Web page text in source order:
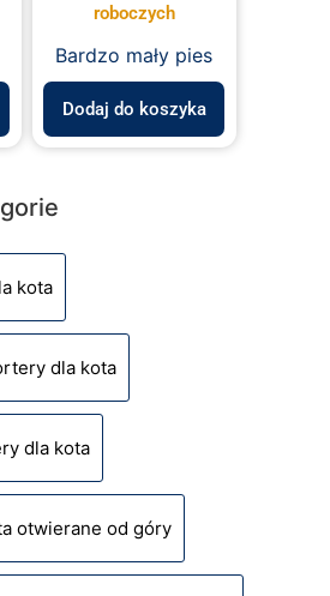
roboczych
Bardzo mały pies
Dodaj do koszyka
kota
dla kota
dla kota
otwierane od góry